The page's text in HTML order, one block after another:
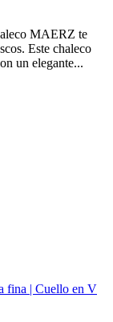
MAERZ te
Este chaleco
un elegante...
fina | Cuello en V